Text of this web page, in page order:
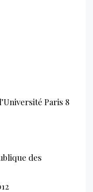
Paris 8
des